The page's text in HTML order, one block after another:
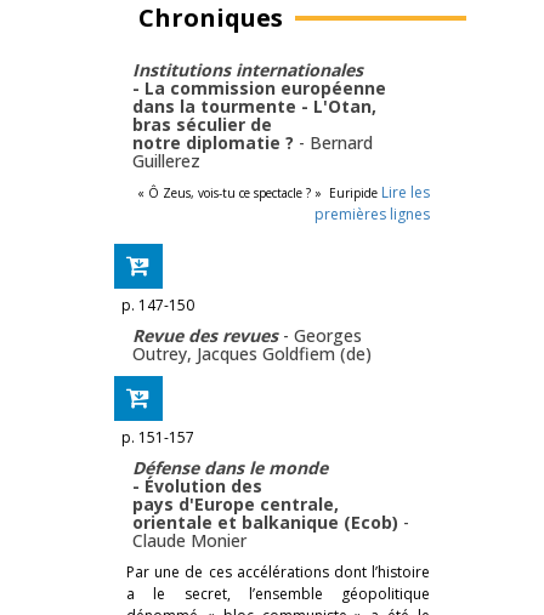
Chroniques
Institutions internationales
- La commission européenne
dans la tourmente - L'Otan,
bras séculier de
notre diplomatie ? - Bernard
Guillerez
« Ô Zeus, vois-tu ce spectacle ? » Euripide Lire les
premières lignes
p. 147-150
Revue des revues - Georges
Outrey, Jacques Goldfiem (de)
p. 151-157
Défense dans le monde
- Évolution des
pays d'Europe centrale,
orientale et balkanique (Ecob) -
Claude Monier
Par une de ces accélérations dont l’histoire
a le secret, l’ensemble géopolitique